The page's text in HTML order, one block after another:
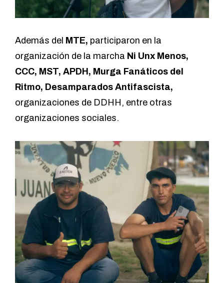
Además del MTE, participaron en la
organización de la marcha Ni Unx Menos,
CCC, MST, APDH, Murga Fanáticos del
Ritmo, Desamparados Antifascista,
organizaciones de DDHH, entre otras
organizaciones sociales.